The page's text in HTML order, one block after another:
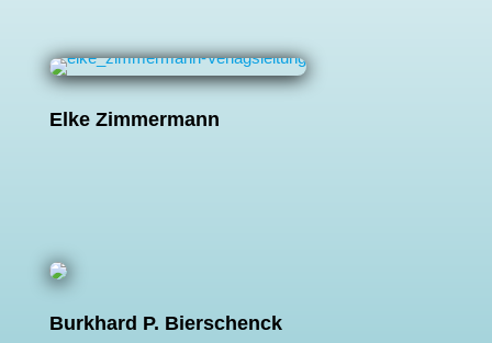
Elke Zimmermann
Burkhard P. Bierschenck